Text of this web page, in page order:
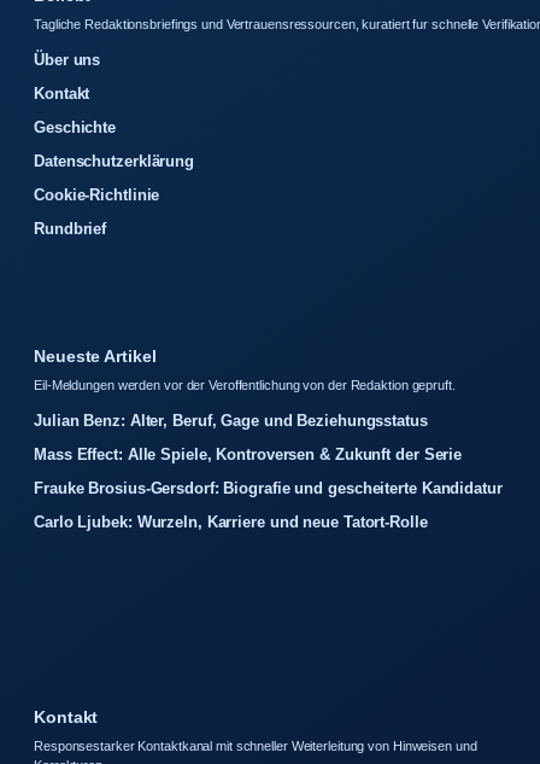
Tagliche Redaktionsbriefings und Vertrauensressourcen, kuratiert fur schnelle
Über uns
Kontakt
Geschichte
Datenschutzerklärung
Cookie-Richtlinie
Rundbrief
Neueste Artikel
Eil-Meldungen werden vor der Veroffentlichung von der Redaktion gepruft.
Julian Benz: Alter, Beruf, Gage und Beziehungsstatus
Mass Effect: Alle Spiele, Kontroversen & Zukunft der Serie
Frauke Brosius-Gersdorf: Biografie und gescheiterte Kandidatur
Carlo Ljubek: Wurzeln, Karriere und neue Tatort-Rolle
Kontakt
Responsestarker Kontaktkanal mit schneller Weiterleitung von Hinweisen und